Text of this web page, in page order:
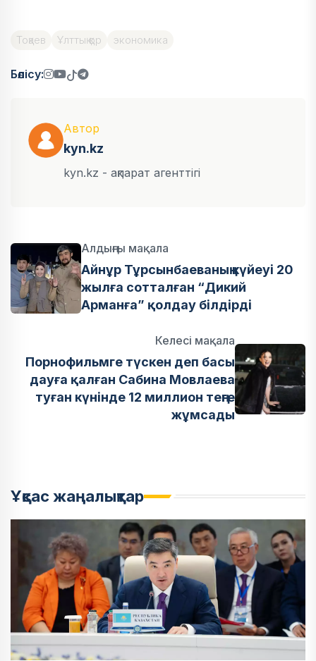
Тоқаев Ұлттық қор экономика
Бөлісу:
Автор
kyn.kz
kyn.kz - ақпарат агенттігі
Алдыңғы мақала
Айнұр Тұрсынбаеваның күйеуі 20
жылға сотталған “Дикий
Арманға” қолдау білдірді
Келесі мақала
Порнофильмге түскен деп басы
дауға қалған Сабина Мовлаева
туған күнінде 12 миллион теңге
жұмсады
Ұқсас жаңалықтар